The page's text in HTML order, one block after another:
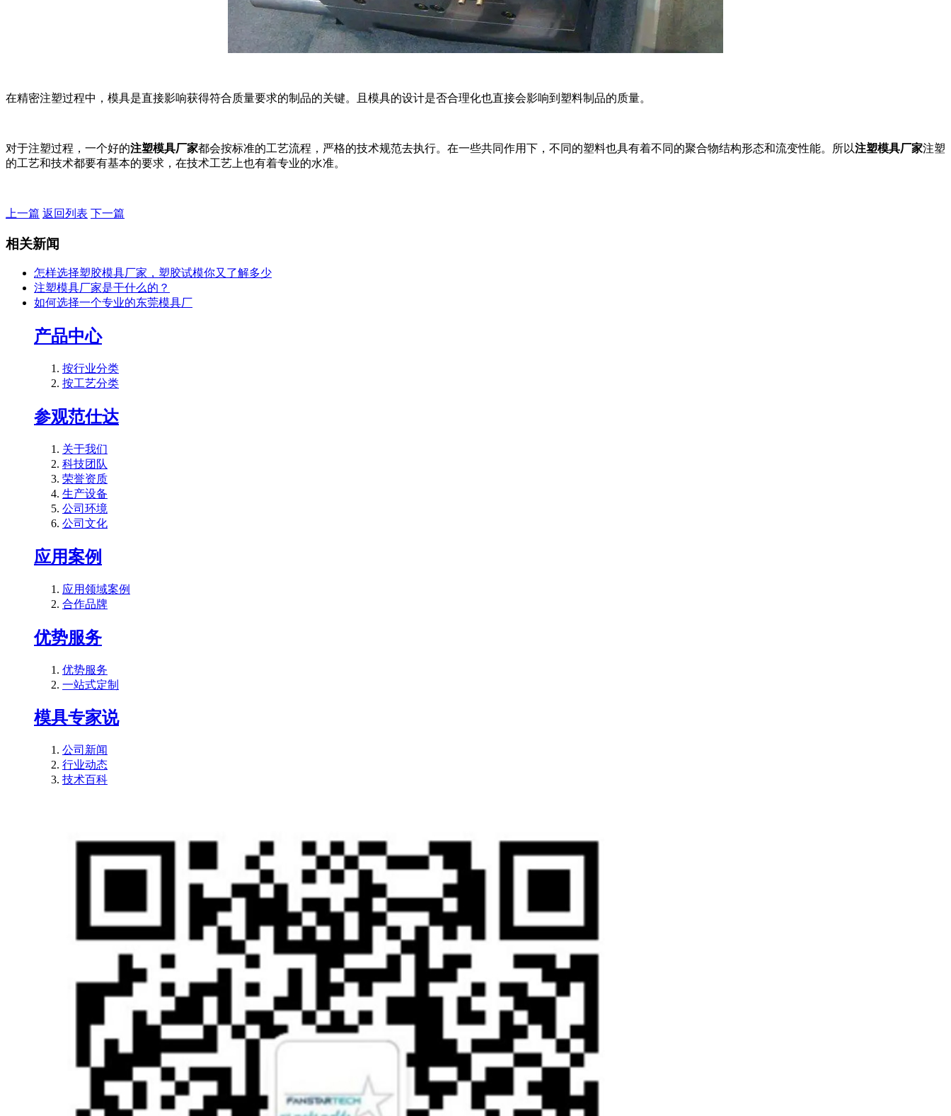
在精密注塑过程中，模具是直接影响获得符合质量要求的制品的关键。且模具的设计是否合理化也直接会影响到塑料制品的质量。
对于注塑过程，一个好的注塑模具厂家都会按标准的工艺流程，严格的技术规范去执行。在一些共同作用下，不同的塑料也具有着不同的聚合物结构形态和流变性能。所以注塑模具厂家注塑
的工艺和技术都要有基本的要求，在技术工艺上也有着专业的水准。
上一篇 返回列表 下一篇
相关新闻
怎样选择塑胶模具厂家，塑胶试模你又了解多少
注塑模具厂家是干什么的？
如何选择一个专业的东莞模具厂
产品中心
按行业分类
按工艺分类
参观范仕达
关于我们
科技团队
荣誉资质
生产设备
公司环境
公司文化
应用案例
应用领域案例
合作品牌
优势服务
优势服务
一站式定制
模具专家说
公司新闻
行业动态
技术百科